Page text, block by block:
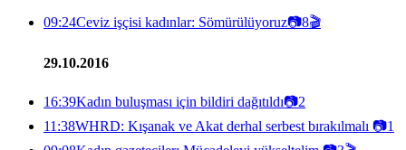
09:24Ceviz işçisi kadınlar: Sömürülüyoruz📷8🎬
29.10.2016
16:39Kadın buluşması için bildiri dağıtıldı📷2
11:38WHRD: Kışanak ve Akat derhal serbest bırakılmalı 📷1